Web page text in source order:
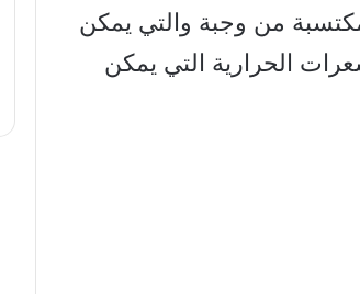
من وجبة والتي يمكن
السعرات الحرارية التي يمكن